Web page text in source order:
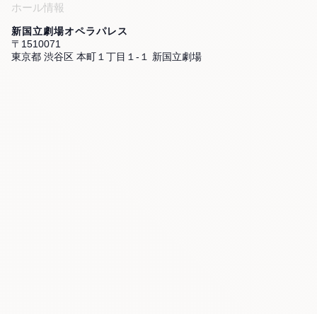
ホール情報
新国立劇場オペラパレス
〒1510071
東京都 渋谷区 本町１丁目１-１ 新国立劇場